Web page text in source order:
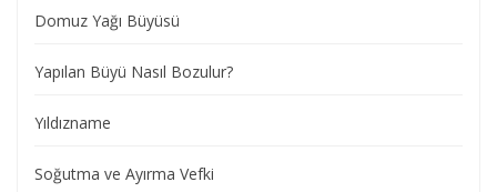
Domuz Yağı Büyüsü
Yapılan Büyü Nasıl Bozulur?
Yıldızname
Soğutma ve Ayırma Vefki